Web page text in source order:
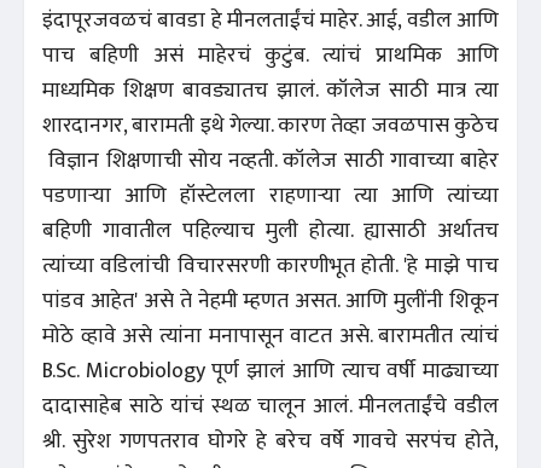
इंदापूरजवळचं बावडा हे मीनलताईंचं माहेर. आई, वडील आणि
पाच बहिणी असं माहेरचं कुटुंब. त्यांचं प्राथमिक आणि
माध्यमिक शिक्षण बावड्यातच झालं. कॉलेज साठी मात्र त्या
शारदानगर, बारामती इथे गेल्या. कारण तेव्हा जवळपास कुठेच
विज्ञान शिक्षणाची सोय नव्हती. कॉलेज साठी गावाच्या बाहेर
पडणाऱ्या आणि हॉस्टेलला राहणाऱ्या त्या आणि त्यांच्या
बहिणी गावातील पहिल्याच मुली होत्या. ह्यासाठी अर्थातच
त्यांच्या वडिलांची विचारसरणी कारणीभूत होती. 'हे माझे पाच
पांडव आहेत' असे ते नेहमी म्हणत असत. आणि मुलींनी शिकून
मोठे व्हावे असे त्यांना मनापासून वाटत असे. बारामतीत त्यांचं
B.Sc. Microbiology पूर्ण झालं आणि त्याच वर्षी माढ्याच्या
दादासाहेब साठे यांचं स्थळ चालून आलं. मीनलताईंचे वडील
श्री. सुरेश गणपतराव घोगरे हे बरेच वर्षे गावचे सरपंच होते,